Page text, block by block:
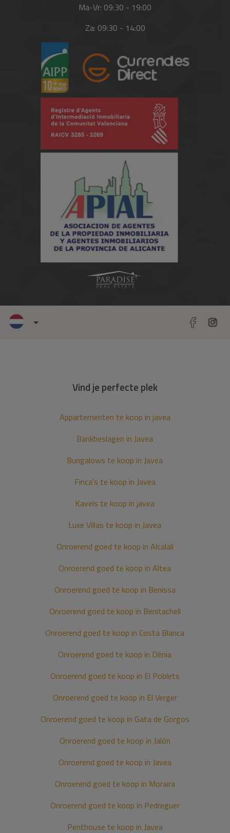
Ma-Vr: 09:30 - 19:00
Za: 09:30 - 14:00
Vind je perfecte plek
Appartementen te koop in javea
Bankbeslagen in Javea
Bungalows te koop in Javea
Finca's te koop in Javea
Kavels te koop in javea
Luxe Villas te koop in Javea
Onroerend goed te koop in Alcalali
Onroerend goed te koop in Altea
Onroerend goed te koop in Benissa
Onroerend goed te koop in Benitachell
Onroerend goed te koop in Costa Blanca
Onroerend goed te koop in Dénia
Onroerend goed te koop in El Poblets
Onroerend goed te koop in El Verger
Onroerend goed te koop in Gata de Gorgos
Onroerend goed te koop in Jalón
Onroerend goed te koop in Javea
Onroerend goed te koop in Moraira
Onroerend goed te koop in Pedreguer
Penthouse te koop in Javea